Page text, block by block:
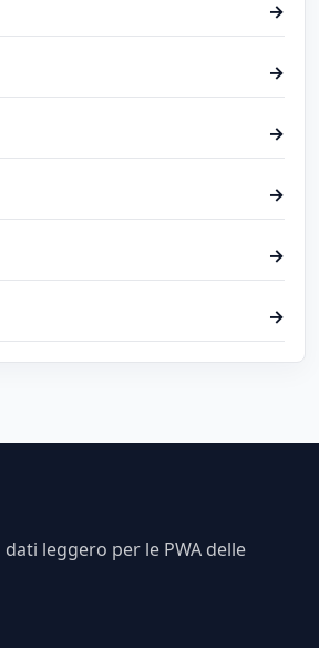
→
→
→
→
→
→
dati leggero per le PWA delle